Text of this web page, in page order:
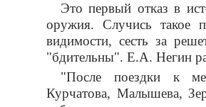
Это первый отказ в
оружия. Случись такое
видимости, сесть за
"бдительны". Е.А. Негин
"После поездки к
Курчатова, Малышева,